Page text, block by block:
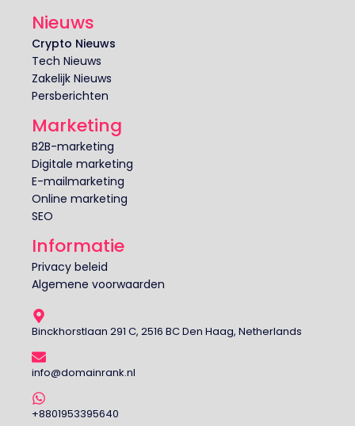
Nieuws
Crypto Nieuws
Tech Nieuws
Zakelijk Nieuws
Persberichten
Marketing
B2B-marketing
Digitale marketing
E-mailmarketing
Online marketing
SEO
Informatie
Privacy beleid
Algemene voorwaarden
Binckhorstlaan 291 C, 2516 BC Den Haag, Netherlands
info@domainrank.nl
+8801953395640